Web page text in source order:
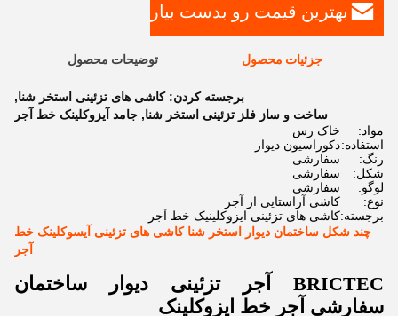
بهترین قیمت رو بدست بیار
جزئیات محصول توضیحات محصول
برجسته کردن:کاشی های تزئینی استخر شنا,
ساخت و ساز فلز تزئینی استخر شنا, جامد آيزوکلينک خط آجر
مواد:
خاک رس
استفاده:دکوراسیون دیوار
رنگ:
سفارشی
شکل:
سفارشی
لوگو:
سفارشی
نوع:
کاشی آراستایی از آجر
برجسته:کاشی های تزئینی ایزوکلینیک خط آجر
چند شکل ساختمان دیوار استخر شنا کاشی های تزئینی آیسوکلینک خط
آجر
BRICTEC آجر تزئینی دیوار ساختمان
سفارشی آجر خط ایزوکلینک